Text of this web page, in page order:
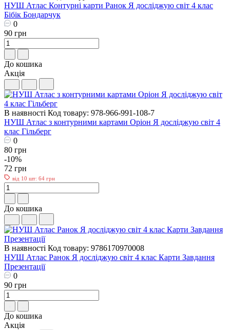
НУШ Атлас Контурні карти Ранок Я досліджую світ 4 клас
Бібік Бондарчук
0
90 грн
До кошика
Акція
В наявності Код товару: 978-966-991-108-7
НУШ Атлас з контурними картами Оріон Я досліджую світ 4
клас Гільберг
0
80 грн
-10%
72 грн
від 10 шт: 64 грн
До кошика
В наявності Код товару: 9786170970008
НУШ Атлас Ранок Я досліджую світ 4 клас Карти Завдання
Презентації
0
90 грн
До кошика
Акція